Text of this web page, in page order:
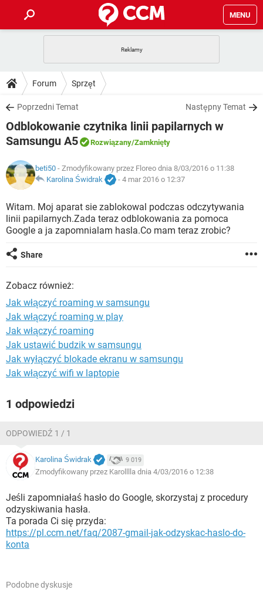
MENU
GRY
SPOTIFY
INSTAGRAM FACEBOOK
WINDOWS 10
PORADY
PlayStation
SPOTIFY
WINDOWS 10
DO POBRANIA
ANDROID TIKTOK
GRY WHATSAPP
IOS NETFLIX
INSTAGRAM
WINDOWS 10
FORUM
GRY WHATSAPP
INSTAGRAM FACEBOOK
WINDOWS 10
ARTYKUŁY
COVID-19
GRY WHATSAPP
SPOTIFY NETFLIX
INSTAGRAM
Forum Sprzęt
Poprzedni Temat Następny Temat
Odblokowanie czytnika linii papilarnych w
Samsungu A5
Rozwiązany/Zamknięty
beti50 - Zmodyfikowany przez Floreo dnia 8/03/2016 o 11:38
Karolina Świdrak
- 4 mar 2016 o 12:37
Witam. Moj aparat sie zablokowal podczas odczytywania
linii papilarnych.Zada teraz odblokowania za pomoca
Google a ja zapomnialam hasla.Co mam teraz zrobic?
Share
Zobacz również:
Jak włączyć roaming w samsungu
Jak włączyć roaming w play
Jak włączyć roaming
Jak ustawić budzik w samsungu
Jak wyłączyć blokade ekranu w samsungu
Jak włączyć wifi w laptopie
1 odpowiedzi
ODPOWIEDŹ 1 / 1
Karolina Świdrak 9 019
Zmodyfikowany przez Karolllla dnia 4/03/2016 o 12:38
Jeśli zapomniałaś hasło do Google, skorzystaj z procedury
odzyskiwania hasła.
Ta porada Ci się przyda:
https://pl.ccm.net/faq/2087-gmail-jak-odzyskac-haslo-do-
konta
Podobne dyskusje